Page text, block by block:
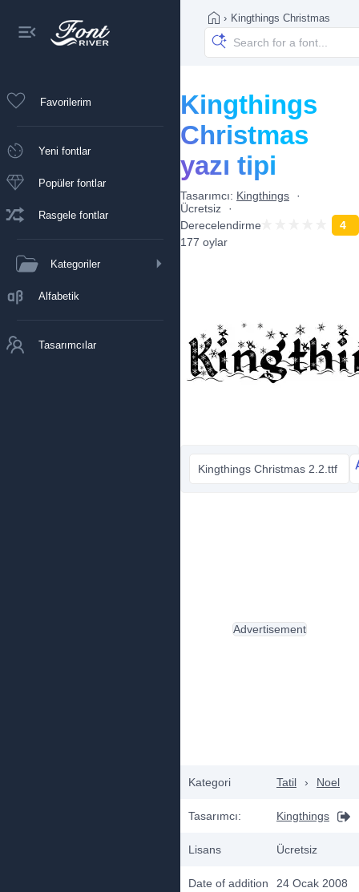
Favorilerim
Yeni fontlar
Popüler fontlar
Rasgele fontlar
Kategoriler
Alfabetik
Tasarımcılar
› Kingthings Christmas
Kingthings
Christmas
yazı tipi
Tasarımcı: Kingthings
Ücretsiz
Derecelendirme
4
177 oylar
Kingthings Christmas 2.2.ttf
Kategori Tatil › Noel
Tasarımcı: Kingthings
Lisans Ücretsiz
Date of addition 24 Ocak 2008
Advertisement